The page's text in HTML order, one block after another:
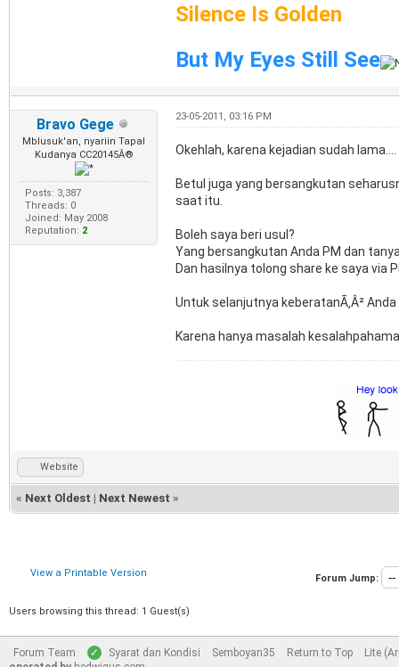
Silence Is Golden
But My Eyes Still See
Bravo Gege
Mblusuk'an, nyariin Tapal
Kudanya CC20145Â®
Posts: 3,387
Threads: 0
Joined: May 2008
Reputation: 2
23-05-2011, 03:16 PM
Okehlah, karena kejadian sudah lama....
Betul juga yang bersangkutan
saat itu.
Boleh saya beri usul?
Yang bersangkutan Anda PM dan
Dan hasilnya tolong share ke saya via
Untuk selanjutnya keberatanÃ‚Â²
Karena hanya masalah
Website
« Next Oldest | Next Newest »
View a Printable Version Forum Jump:
Users browsing this thread: 1 Guest(s)
Forum Team Syarat dan Kondisi Semboyan35 Return to Top
Lite